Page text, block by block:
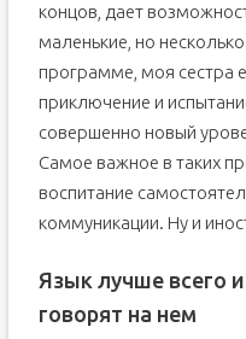
концов, дает
маленькие, но
программе, моя сестра
приключение и
совершенно новый
Самое важное в таких
воспитание
коммуникации. Ну и
Язык лучше всего
говорят на нем